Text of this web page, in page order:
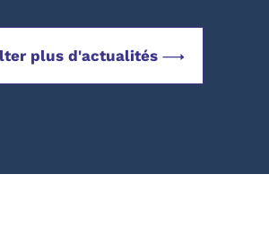
plus d'actualités